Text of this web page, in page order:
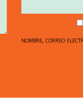
nombre, correo